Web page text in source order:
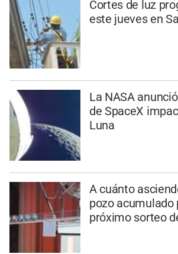
Cortes de luz
este jueves en
La NASA
de SpaceX
Luna
A cuánto
pozo acumulado
próximo sorteo